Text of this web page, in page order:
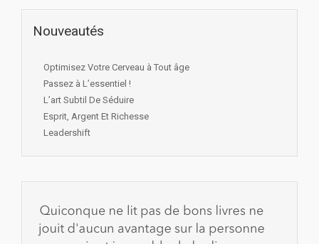
Nouveautés
Optimisez Votre Cerveau à Tout âge
Passez à L’essentiel !
L’art Subtil De Séduire
Esprit, Argent Et Richesse
Leadershift